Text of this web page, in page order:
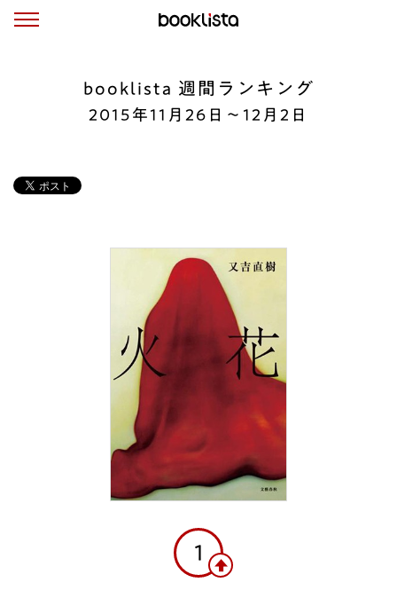
booklista 週間ランキング
2015年11月26日〜12月2日
1